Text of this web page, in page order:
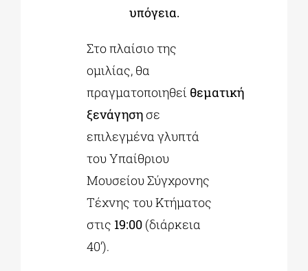
υπόγεια.
Στο πλαίσιο της
ομιλίας, θα
πραγματοποιηθεί θεματική
ξενάγησησε
επιλεγμένα γλυπτά
του Υπαίθριου
Μουσείου Σύγχρονης
Τέχνης του Κτήματος
στις 19:00(διάρκεια
40’).